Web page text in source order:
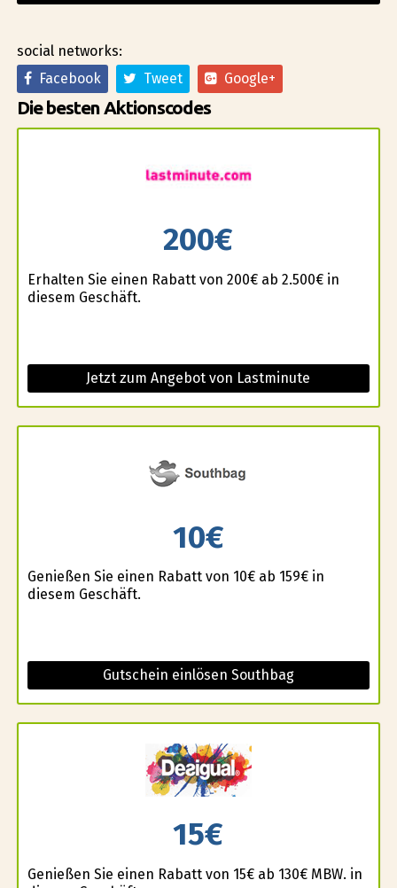
social networks:
Facebook
Tweet Google+
Die besten Aktionscodes
200€
Erhalten Sie einen Rabatt von 200€ ab 2.500€ in
diesem Geschäft.
Jetzt zum Angebot von Lastminute
10€
Genießen Sie einen Rabatt von 10€ ab 159€ in
diesem Geschäft.
Gutschein einlösen Southbag
15€
Genießen Sie einen Rabatt von 15€ ab 130€ MBW. in